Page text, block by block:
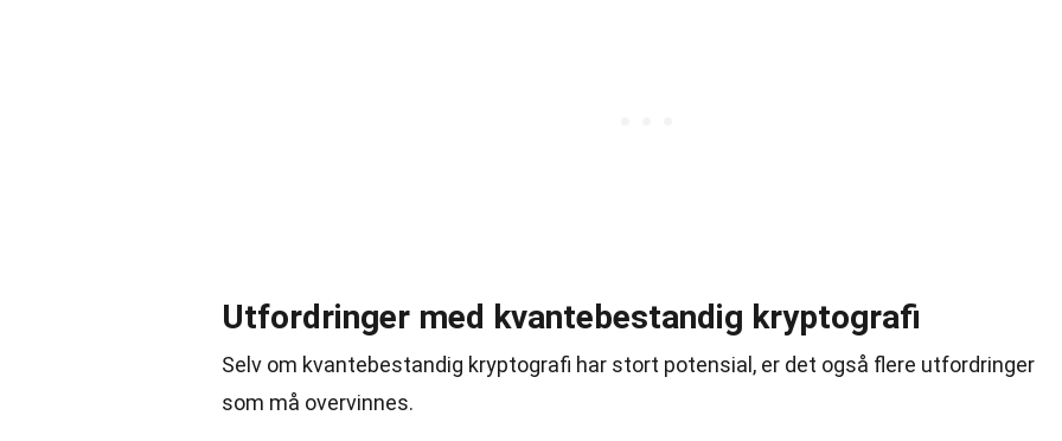
Utfordringer med kvantebestandig kryptografi
Selv om kvantebestandig kryptografi har stort potensial, er det også flere utfordringer
som må overvinnes.